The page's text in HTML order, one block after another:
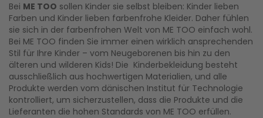
Bei ME TOO sollen Kinder sie selbst bleiben: Kinder lieben
Farben und Kinder lieben farbenfrohe Kleider. Daher fühlen
sie sich in der farbenfrohen Welt von ME TOO einfach wohl.
Bei ME TOO finden Sie immer einen wirklich ansprechenden
Stil für Ihre Kinder – vom Neugeborenen bis hin zu den
älteren und wilderen Kids! Die Kinderbekleidung besteht
ausschließlich aus hochwertigen Materialien, und alle
Produkte werden vom dänischen Institut für Technologie
kontrolliert, um sicherzustellen, dass die Produkte und die
Lieferanten die hohen Standards von ME TOO erfüllen.